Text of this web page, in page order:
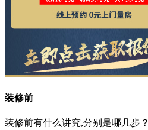
装修前
装修前有什么讲究,分别是哪几步？